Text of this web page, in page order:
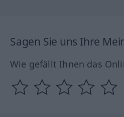
Sagen Sie uns Ihre
Wie gefällt Ihnen das